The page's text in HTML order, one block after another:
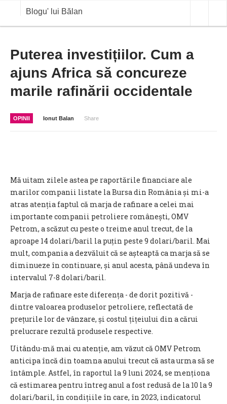
Blogu' lui Bălan
OPINII
ANALIZE
BLOG IN DIALOG
Puterea investițiilor. Cum a
ajuns Africa să concureze
marile rafinării occidentale
OPINII Ionut Balan Share
Mă uitam zilele astea pe raportările financiare ale
marilor companii listate la Bursa din România și mi-a
atras atenția faptul că marja de rafinare a celei mai
importante companii petroliere românești, OMV
Petrom, a scăzut cu peste o treime anul trecut, de la
aproape 14 dolari/baril la puțin peste 9 dolari/baril. Mai
mult, compania a dezvăluit că se așteaptă ca marja să se
diminueze în continuare, și anul acesta, până undeva în
intervalul 7-8 dolari/baril.
Marja de rafinare este diferența - de dorit pozitivă -
dintre valoarea produselor petroliere, reflectată de
prețurile lor de vânzare, și costul țițeiului din a cărui
prelucrare rezultă produsele respective.
Uitându-mă mai cu atenție, am văzut că OMV Petrom
anticipa încă din toamna anului trecut că asta urma să se
întâmple. Astfel, în raportul la 9 luni 2024, se menționa
că estimarea pentru întreg anul a fost redusă de la 10 la 9
dolari/baril, în condițiile în care, în 2023, indicatorul